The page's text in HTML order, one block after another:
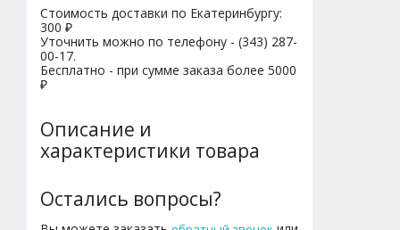
Стоимость доставки по Екатеринбургу:
300 ₽
Уточнить можно по телефону - (343) 287-
00-17.
Бесплатно - при сумме заказа более 5000
₽
Описание и
характеристики товара
Остались вопросы?